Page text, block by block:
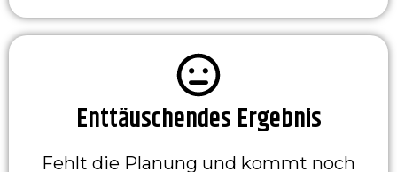
Enttäuschendes Ergebnis
Fehlt die Planung und kommt noch